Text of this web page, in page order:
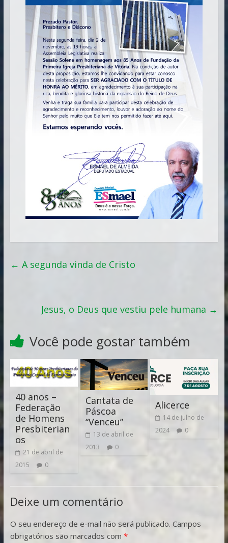
← A segunda vinda de Cristo
Jesus, o Deus que vestiu pele humana →
Você pode gostar também
40 anos –
Federação
de Homens
Presbiterian
os
21 de abril de
2015
0
Cantata de
Páscoa
“Venceu”
13 de abril de
2013
0
Alicerce
14 de julho de
2024
0
Deixe um comentário
O seu endereço de e-mail não será publicado. Campos
obrigatórios são marcados com *